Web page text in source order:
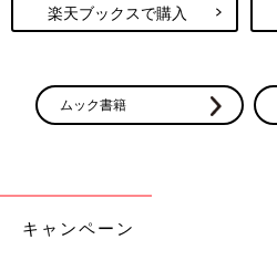
楽天ブックスで購入
ムック書籍
キャンペーン